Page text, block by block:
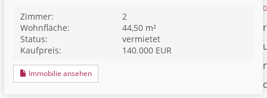
Zimmer:
2
Wohnfläche:
44,50 m²
Status:
vermietet
Kaufpreis:
140.000 EUR
Immobilie ansehen
r